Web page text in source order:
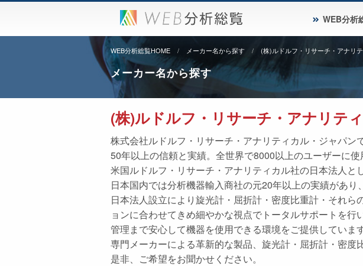
WEB分析
WEB分析総覧HOME メーカー名から探す (株)ルドルフ・リサーチ・アナリ
メーカー名から探す
(株)ルドルフ・リサーチ・アナリテ
株式会社ルドルフ・リサーチ・アナリティカル・ジャパン
50年以上の信頼と実績。全世界で8000以上のユーザーに使
米国ルドルフ・リサーチ・アナリティカル社の日本法人と
日本国内では分析機器輸入商社の元20年以上の実績があり
日本法人設立により旋光計・屈折計・密度比重計・それ
ョンに合わせてきめ細やかな視点でトータルサポートを
管理まで安心して機器を使用できる環境をご提供しています
専門メーカーによる革新的な製品、旋光計・屈折計・密度
是非、ご希望をお聞かせください。